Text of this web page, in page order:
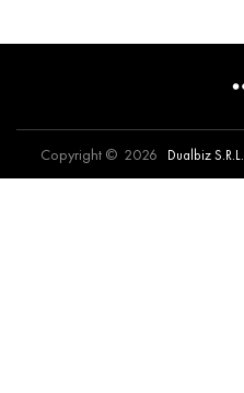
Copyright © 2026 Dualbiz S.R.L.